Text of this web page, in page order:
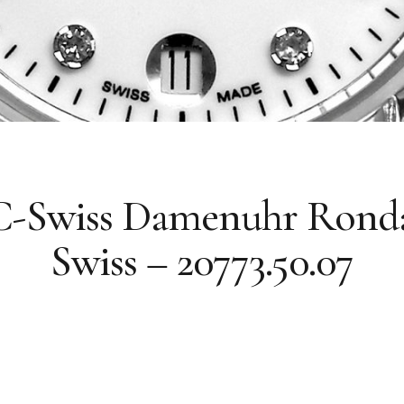
Swiss Damenuhr
Swiss – 20773.50.07